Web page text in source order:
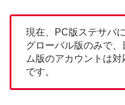
現在、PC版ステサバ
グローバル版のみで
ム版のアカウントは
です。